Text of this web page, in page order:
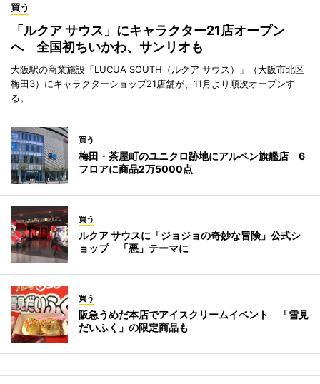
買う
「ルクア サウス」にキャラクター21店オープン
へ 全国初ちいかわ、サンリオも
大阪駅の商業施設「LUCUA SOUTH（ルクア サウス）」（大阪市北区
梅田3）にキャラクターショップ21店舗が、11月より順次オープンす
る。
買う
梅田・茶屋町のユニクロ跡地にアルペン旗艦店 6
フロアに商品2万5000点
買う
ルクア サウスに「ジョジョの奇妙な冒険」公式シ
ョップ 「悪」テーマに
買う
阪急うめだ本店でアイスクリームイベント 「雪見
だいふく」の限定商品も